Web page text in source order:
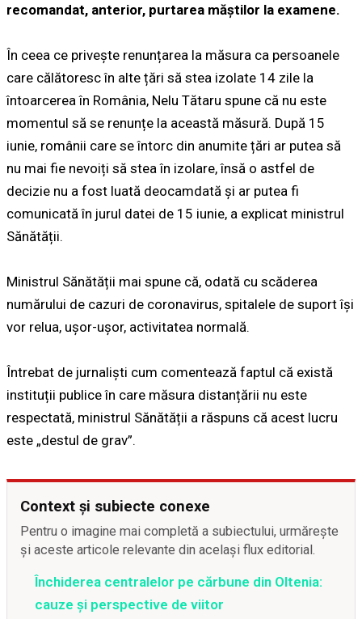
recomandat, anterior, purtarea măștilor la examene.
În ceea ce privește renunțarea la măsura ca persoanele
care călătoresc în alte țări să stea izolate 14 zile la
întoarcerea în România, Nelu Tătaru spune că nu este
momentul să se renunțe la această măsură. După 15
iunie, românii care se întorc din anumite țări ar putea să
nu mai fie nevoiți să stea în izolare, însă o astfel de
decizie nu a fost luată deocamdată și ar putea fi
comunicată în jurul datei de 15 iunie, a explicat ministrul
Sănătății.
Ministrul Sănătății mai spune că, odată cu scăderea
numărului de cazuri de coronavirus, spitalele de suport își
vor relua, ușor-ușor, activitatea normală.
Întrebat de jurnaliști cum comentează faptul că există
instituții publice în care măsura distanțării nu este
respectată, ministrul Sănătății a răspuns că acest lucru
este „destul de grav”.
Context și subiecte conexe
Pentru o imagine mai completă a subiectului, urmărește
și aceste articole relevante din același flux editorial.
Închiderea centralelor pe cărbune din Oltenia:
cauze și perspective de viitor